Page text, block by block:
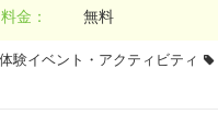
料金：
無料
体験イベント・アクティビティ